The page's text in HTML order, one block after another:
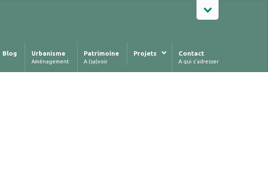
Blog Urbanisme
Aménagement
Patrimoine
A (sa)voir
Projets Contact
A qui s’adresser